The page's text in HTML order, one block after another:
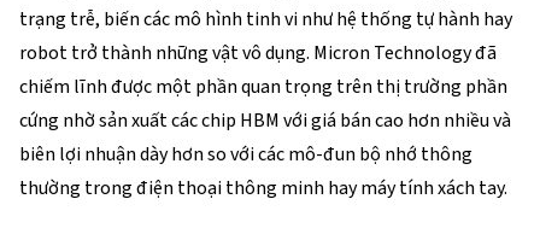
trạng trễ, biến các mô hình tinh vi như hệ thống tự hành hay
robot trở thành những vật vô dụng. Micron Technology đã
chiếm lĩnh được một phần quan trọng trên thị trường phần
cứng nhờ sản xuất các chip HBM với giá bán cao hơn nhiều và
biên lợi nhuận dày hơn so với các mô-đun bộ nhớ thông
thường trong điện thoại thông minh hay máy tính xách tay.